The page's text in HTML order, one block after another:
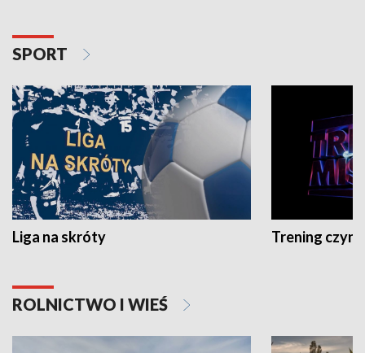
SPORT
Liga na skróty Trening czyni
ROLNICTWO I WIEŚ